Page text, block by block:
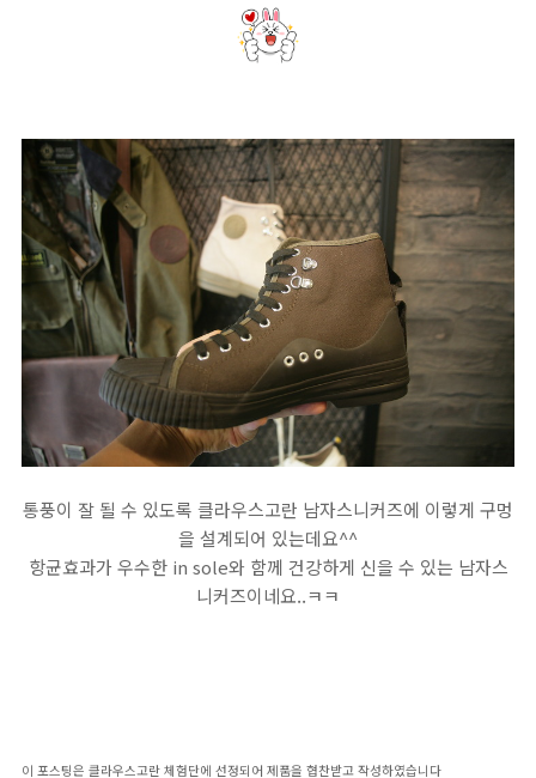
통풍이 잘 될 수 있도록 클라우스고란 남자스니커즈에 이렇게 구멍
을 설계되어 있는데요^^
항균효과가 우수한 in sole와 함께 건강하게 신을 수 있는 남자스
니커즈이네요..ㅋㅋ
이 포스팅은 클라우스고란 체험단에 선정되어 제품을 협찬받고 작성하였습니다